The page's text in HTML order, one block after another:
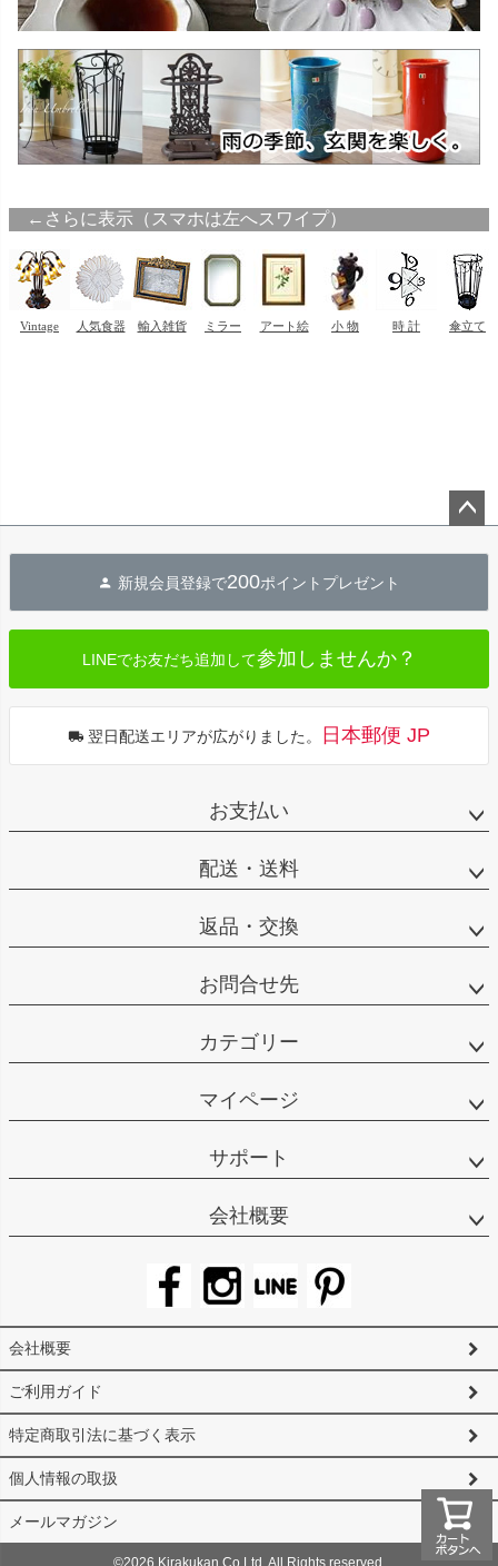
へ
新規会員登録で200ポイントプレゼント
LINEでお友だち追加して参加しませんか？
翌日配送エリアが広がりました。 日本郵便 JP
お支払い
配送・送料
返品・交換
お問合せ先
カテゴリー
マイページ
サポート
会社概要
会社概要
ご利用ガイド
特定商取引法に基づく表示
個人情報の取扱
メールマガジン
©2026 Kirakukan Co.Ltd. All Rights reserved.